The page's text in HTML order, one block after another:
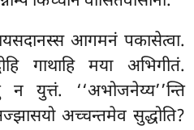
आगमनं पकासेत्वा.
गाथाहि मया अभिगीतं.
युत्तं. ‘‘अभोजनेय्य’’न्ति
अच्चन्तमेव सुद्धोति?